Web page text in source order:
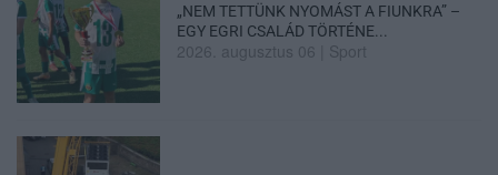
„NEM TETTÜNK NYOMÁST A FIUNKRA” –
EGY EGRI CSALÁD TÖRTÉNE...
2026. augusztus 06 Sport